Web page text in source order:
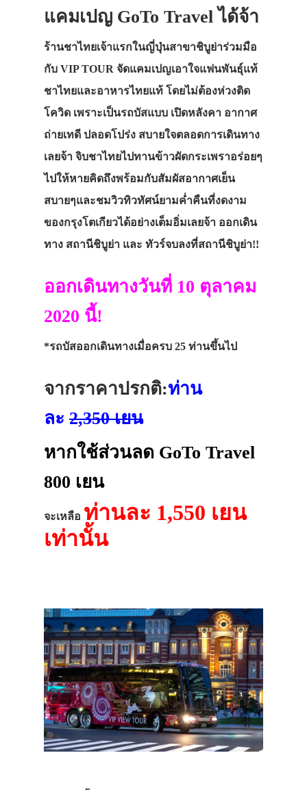
แคมเปญ GoTo Travel ได้จ้า
ร้านชาไทยเจ้าแรกในญี่ปุ่นสาขาชิบูย่าร่วมมือ
กับ VIP TOUR จัดแคมเปญเอาใจแฟนพันธุ์แท้
ชาไทยและอาหารไทยแท้ โดยไม่ต้องห่วงติด
โควิด เพราะเป็นรถบัสแบบ เปิดหลังคา อากาศ
ถ่ายเทดี ปลอดโปร่ง สบายใจตลอดการเดินทาง
เลยจ้า จิบชาไทยไปทานข้าวผัดกระเพราอร่อยๆ
ไปให้หายคิดถึงพร้อมกับสัมผัสอากาศเย็น
สบายๆและชมวิวทิวทัศน์ยามค่ำคืนที่งดงาม
ของกรุงโตเกียวได้อย่างเต็มอิ่มเลยจ้า ออกเดิน
ทาง สถานีชิบูย่า และ ทัวร์จบลงที่สถานีชิบูย่า!!
ออกเดินทางวันที่ 10 ตุลาคม
2020 นี้!
*รถบัสออกเดินทางเมื่อครบ 25 ท่านขึ้นไป
จากราคาปรกติ:ท่าน
ละ 2,350 เยน
หากใช้ส่วนลด GoTo Travel
800 เยน
จะเหลือ ท่านละ 1,550 เยน
เท่านั้น